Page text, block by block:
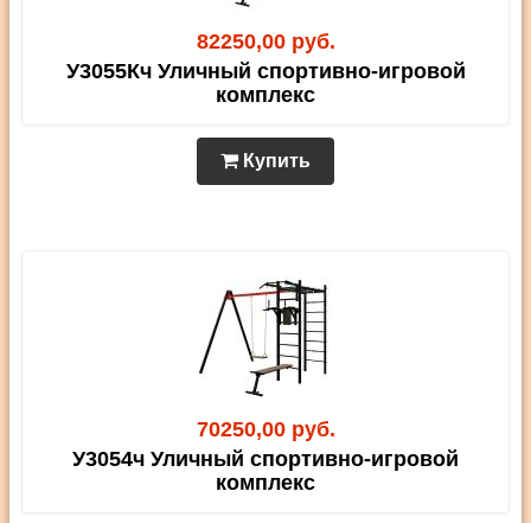
82250,00 руб.
У3055Кч Уличный спортивно-игровой
комплекс
Купить
70250,00 руб.
У3054ч Уличный спортивно-игровой
комплекс